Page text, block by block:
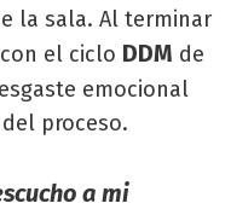
la sala. Al terminar
el ciclo DDM de
emocional
proceso.
a mi